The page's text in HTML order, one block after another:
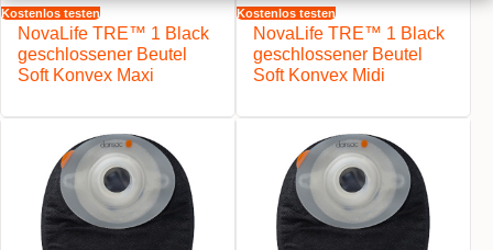
Kostenlos testen
NovaLife TRE™ 1 Black
geschlossener Beutel
Soft Konvex Maxi
Kostenlos testen
NovaLife TRE™ 1 Black
geschlossener Beutel
Soft Konvex Midi